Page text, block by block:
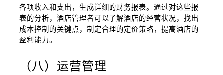
各项收入和支出，生成详细的财务报表。通过对这些报
表的分析，酒店管理者可以了解酒店的经营状况，找出
成本控制的关键点，制定合理的定价策略，提高酒店的
盈利能力。
（八）运营管理